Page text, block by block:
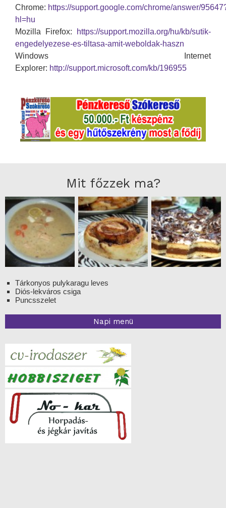
Chrome: https://support.google.com/chrome/answer/
hl=hu
Mozilla Firefox:
https://support.mozilla.org/hu/kb/sutik-
engedelyezese-es-tiltasa-amit-weboldak-haszn
Windows Internet
Explorer: http://support.microsoft.com/kb/196955
Mit főzzek ma?
Tárkonyos pulykaragu leves
Diós-lekváros csiga
Puncsszelet
Napi menü